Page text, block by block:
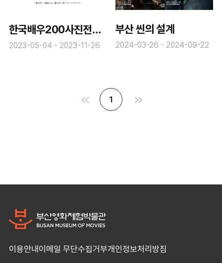
한국배우200사진전
(2023.05.04-2023.
2023-05-04 - 2023-11-26
부산 씬의 설계
2024-03-26 - 2024-09-22
1
이용안내 이메일 무단수집거부개인정보처리방침